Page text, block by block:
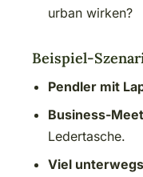
urban wirken?
Beispiel-
Pendler mit
Business-
Ledertasche.
Viel